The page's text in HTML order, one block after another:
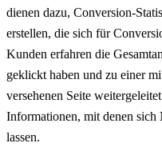
dienen dazu, Conversion-
erstellen, die sich für
Kunden erfahren die
geklickt haben und zu einer
versehenen Seite
Informationen, mit denen
lassen.